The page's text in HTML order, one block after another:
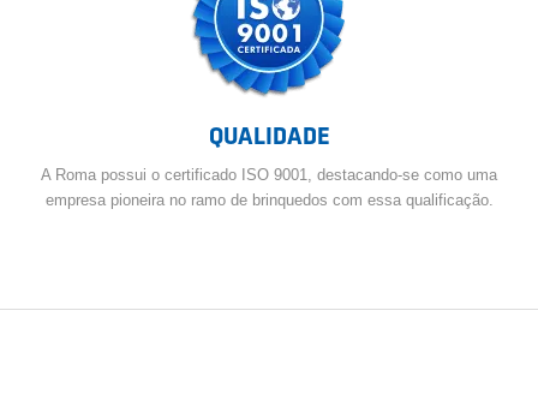
QUALIDADE
A Roma possui o certificado ISO 9001, destacando-se como uma
empresa pioneira no ramo de brinquedos com essa qualificação.